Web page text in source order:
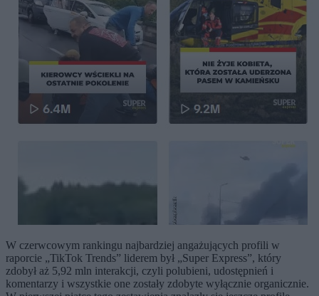
W czerwcowym rankingu najbardziej angażujących profili w
raporcie „TikTok Trends” liderem był „Super Express”, który
zdobył aż 5,92 mln interakcji, czyli polubieni, udostępnień i
komentarzy i wszystkie one zostały zdobyte wyłącznie organicznie.